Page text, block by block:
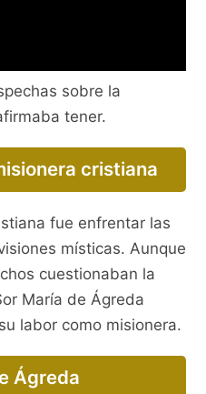
sobre la
tener.
cristiana
fue enfrentar las
místicas. Aunque
cuestionaban la
María de Ágreda
labor como misionera.
Ágreda